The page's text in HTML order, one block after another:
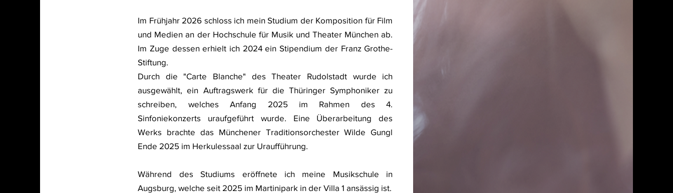
Im Frühjahr 2026 schloss ich mein Studium der Komposition für Film
und Medien an der Hochschule für Musik und Theater München ab.
Im Zuge dessen erhielt ich 2024 ein Stipendium der Franz Grothe-
Stiftung.
Durch die "Carte Blanche" des Theater Rudolstadt wurde ich
ausgewählt, ein Auftragswerk für die Thüringer Symphoniker zu
schreiben, welches Anfang 2025 im Rahmen des 4.
Sinfoniekonzerts uraufgeführt wurde. Eine Überarbeitung des
Werks brachte das Münchener Traditionsorchester Wilde Gungl
Ende 2025 im Herkulessaal zur Uraufführung.
Während des Studiums eröffnete ich meine Musikschule in
Augsburg, welche seit 2025 im Martinipark in der Villa 1 ansässig ist.